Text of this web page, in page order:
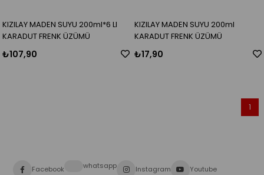
KIZILAY MADEN SUYU 200ml*6 LI
KARADUT FRENK ÜZÜMÜ
₺107,90
KIZILAY MADEN SUYU 200ml
KARADUT FRENK ÜZÜMÜ
₺17,90
1
Facebook whatsapp Instagram Youtube